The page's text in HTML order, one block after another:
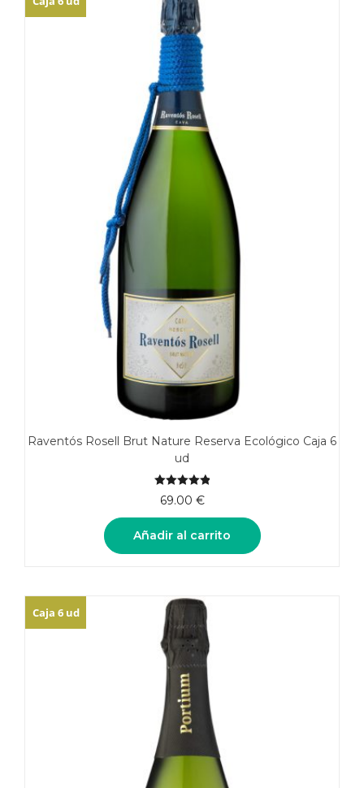
Raventós Rosell Brut Nature Reserva Ecológico Caja 6
ud
5.00de 5
69.00 €
Añadir al carrito
Caja 6 ud